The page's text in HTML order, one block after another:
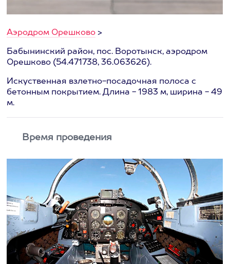
Аэродром Орешково >
Бабынинский район, пос. Воротынск, аэродром
Орешково (54.471738, 36.063626).
Искуственная взлетно-посадочная полоса с
бетонным покрытием. Длина - 1983 м, ширина - 49
м.
Время проведения